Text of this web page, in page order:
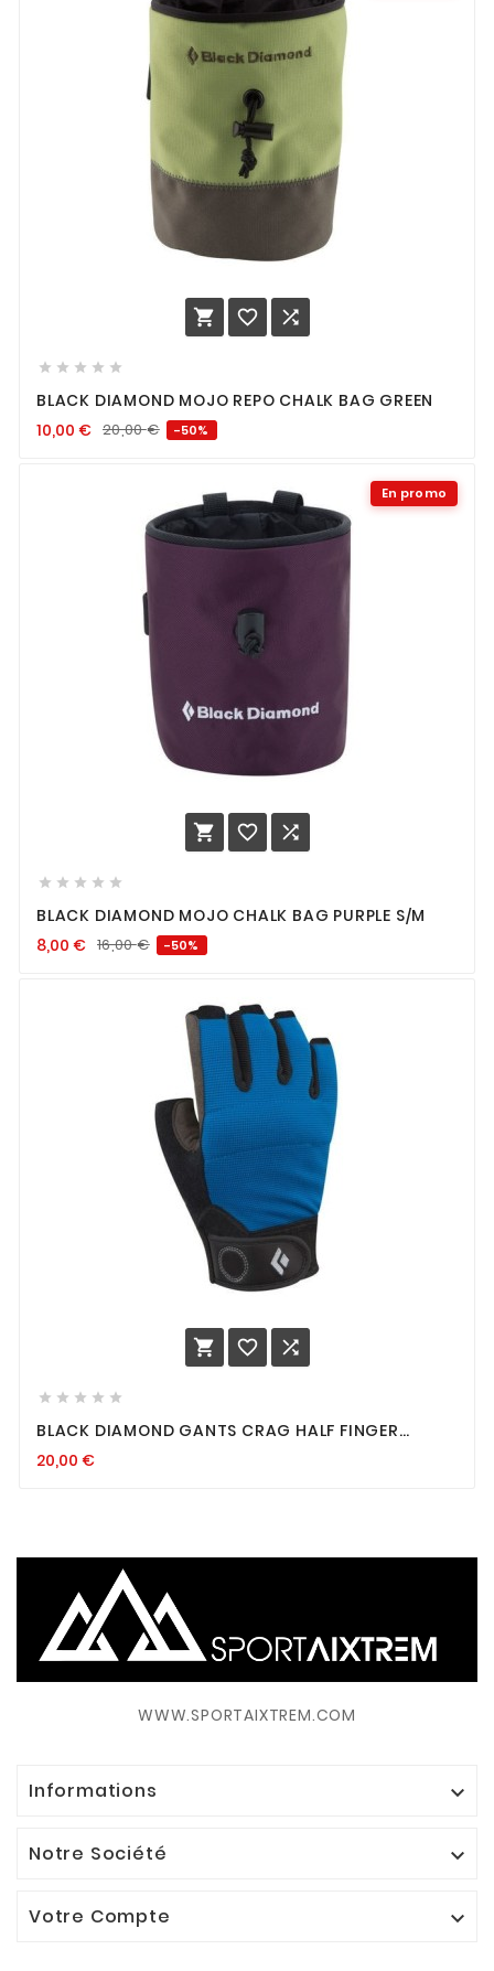
  
    
BLACK DIAMOND MOJO REPO CHALK BAG GREEN
10,00 € 20,00€ -50%
En promo
  
    
BLACK DIAMOND MOJO CHALK BAG PURPLE S/M
8,00 € 16,00€ -50%
  
    
BLACK DIAMOND GANTS CRAG HALF FINGER
20,00 €
WWW.SPORTAIXTREM.COM
Informations 
Notre Société 
Votre Compte 